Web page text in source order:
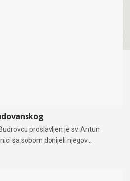
proslavljen je sv. Antun
sa sobom donijeli njegov...